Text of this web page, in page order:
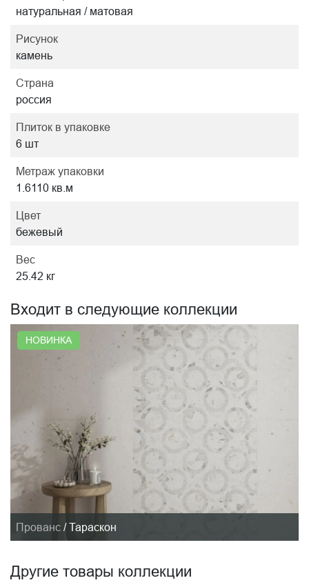
натуральная / матовая
Рисунок
камень
Страна
россия
Плиток в упаковке
6 шт
Метраж упаковки
1.6110 кв.м
Цвет
бежевый
Вес
25.42 кг
Входит в следующие коллекции
НОВИНКА
Прованс / Тараскон
Другие товары коллекции